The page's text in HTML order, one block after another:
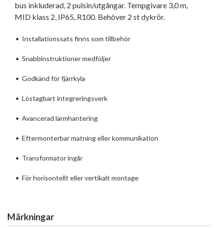
bus inkluderad, 2 pulsin/utgångar. Tempgivare 3,0 m,
MID klass 2, IP65, R100. Behöver 2 st dykrör.
• Installationssats finns som tillbehör
• Snabbinstruktioner medföljer
• Godkänd för fjärrkyla
• Löstagbart integreringsverk
• Avancerad larmhantering
• Eftermonterbar matning eller kommunikation
• Transformator ingår
• För horisontellt eller vertikalt montage
Märkningar